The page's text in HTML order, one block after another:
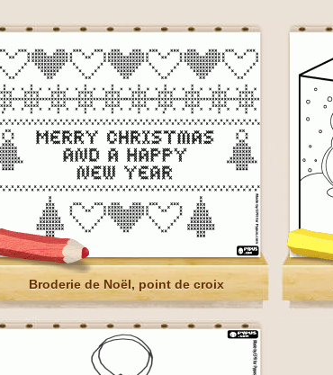
Broderie de Noël, point de croix